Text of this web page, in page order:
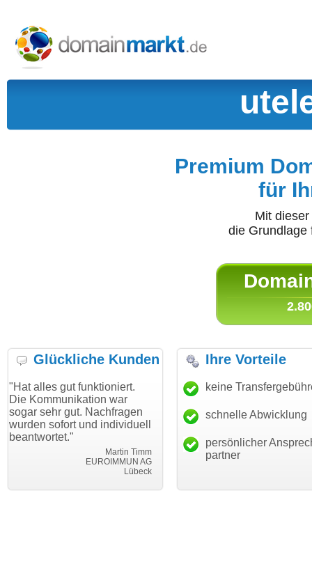
Premium
für
Mit
die
Glückliche Kunden
funktioniert.
war
Nachfragen
und individuell
EUROIMMUN AG
"Danke für den schnellen
Transfer und guten Service!"
Thomas Schäfer
i can eckert communication GmbH
"Ich bin
haben.
mein
Ihre Vorteile
keine
schnelle Abwicklung
persönlicher
partner